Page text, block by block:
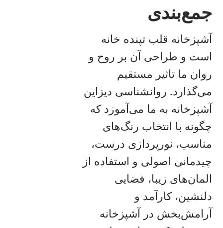
جمع‌بندی
آشپزخانه قلب تپنده خانه
است و طراحی آن بر روح و
روان ما تاثیر مستقیم
می‌گذارد. روانشناسی دیزاین
آشپزخانه به ما می‌آموزد که
چگونه با انتخاب رنگ‌های
مناسب، نورپردازی درست،
چیدمانی اصولی و استفاده از
المان‌های زیبا، فضایی
دلنشین، کارآمد و
آرامش‌بخش در آشپزخانه